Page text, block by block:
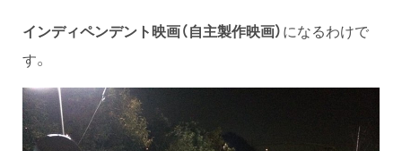
インディペンデント映画（自主製作映画）になるわけで
す。